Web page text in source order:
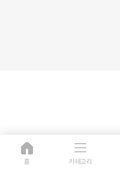
홈 카테고리